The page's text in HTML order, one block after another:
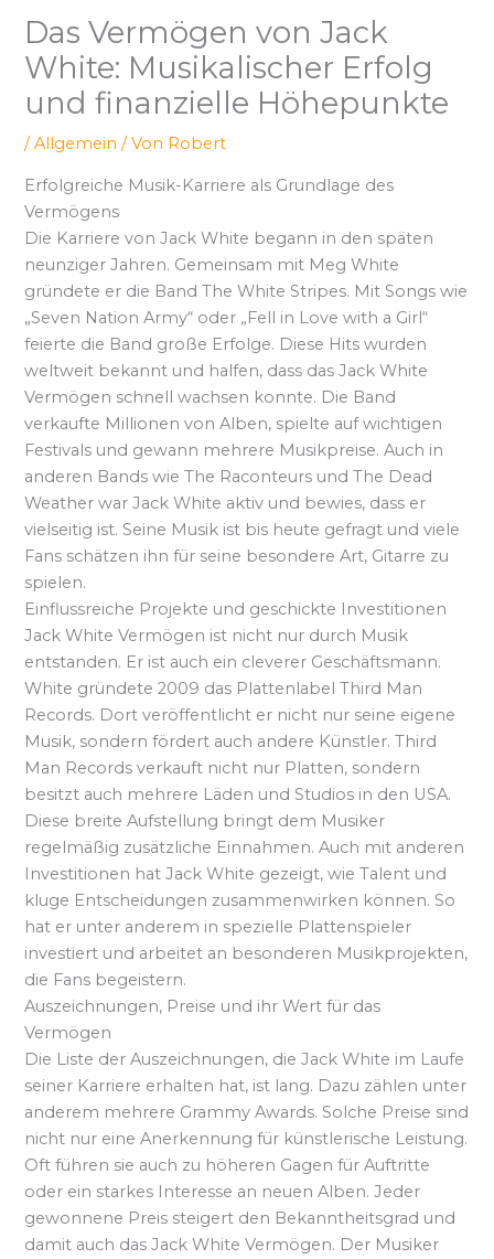
Das Vermögen von Jack
White: Musikalischer Erfolg
und finanzielle Höhepunkte
/Allgemein / Von Robert
Erfolgreiche Musik-Karriere als Grundlage des
Vermögens
Die Karriere von Jack White begann in den späten
neunziger Jahren. Gemeinsam mit Meg White
gründete er die Band The White Stripes. Mit Songs wie
„Seven Nation Army“ oder „Fell in Love with a Girl“
feierte die Band große Erfolge. Diese Hits wurden
weltweit bekannt und halfen, dass das Jack White
Vermögen schnell wachsen konnte. Die Band
verkaufte Millionen von Alben, spielte auf wichtigen
Festivals und gewann mehrere Musikpreise. Auch in
anderen Bands wie The Raconteurs und The Dead
Weather war Jack White aktiv und bewies, dass er
vielseitig ist. Seine Musik ist bis heute gefragt und viele
Fans schätzen ihn für seine besondere Art, Gitarre zu
spielen.
Einflussreiche Projekte und geschickte Investitionen
Jack White Vermögen ist nicht nur durch Musik
entstanden. Er ist auch ein cleverer Geschäftsmann.
White gründete 2009 das Plattenlabel Third Man
Records. Dort veröffentlicht er nicht nur seine eigene
Musik, sondern fördert auch andere Künstler. Third
Man Records verkauft nicht nur Platten, sondern
besitzt auch mehrere Läden und Studios in den USA.
Diese breite Aufstellung bringt dem Musiker
regelmäßig zusätzliche Einnahmen. Auch mit anderen
Investitionen hat Jack White gezeigt, wie Talent und
kluge Entscheidungen zusammenwirken können. So
hat er unter anderem in spezielle Plattenspieler
investiert und arbeitet an besonderen Musikprojekten,
die Fans begeistern.
Auszeichnungen, Preise und ihr Wert für das
Vermögen
Die Liste der Auszeichnungen, die Jack White im Laufe
seiner Karriere erhalten hat, ist lang. Dazu zählen unter
anderem mehrere Grammy Awards. Solche Preise sind
nicht nur eine Anerkennung für künstlerische Leistung.
Oft führen sie auch zu höheren Gagen für Auftritte
oder ein starkes Interesse an neuen Alben. Jeder
gewonnene Preis steigert den Bekanntheitsgrad und
damit auch das Jack White Vermögen. Der Musiker